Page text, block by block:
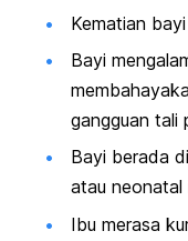
Kematian
Bayi
gangguan tali
Bayi berada
atau neonatal
Ibu merasa